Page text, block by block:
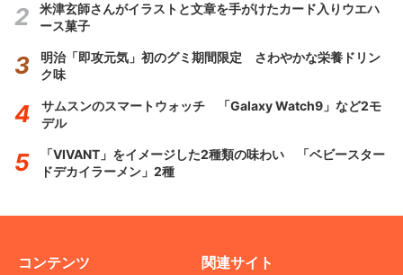
米津玄師さんがイラストと文章を手がけたカード入りウエハ
ース菓子
明治「即攻元気」初のグミ期間限定 さわやかな栄養ドリン
ク味
サムスンのスマートウォッチ 「Galaxy Watch9」など2モ
デル
「VIVANT」をイメージした2種類の味わい 「ベビースター
ドデカイラーメン」2種
コンテンツ 関連サイト